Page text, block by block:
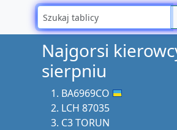
Najgorsi
sierpniu
BA6969CO
LCH 87035
C3 TORUN